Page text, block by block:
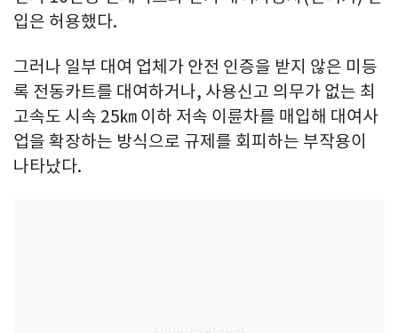
입은 허용했다.
그러나 일부 대여 업체가 안전 인증을 받지 않은 미등
록 전동카트를 대여하거나, 사용신고 의무가 없는 최
고속도 시속 25㎞ 이하 저속 이륜차를 매입해 대여사
업을 확장하는 방식으로 규제를 회피하는 부작용이
나타났다.